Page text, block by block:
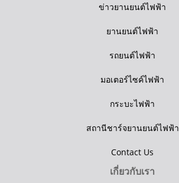
ข่าวยานยนต์ไฟฟ้า
ยานยนต์ไฟฟ้า
รถยนต์ไฟฟ้า
มอเตอร์ไซค์ไฟฟ้า
กระบะไฟฟ้า
สถานีชาร์จยานยนต์ไฟฟ้า
Contact Us
เกี่ยวกับเรา